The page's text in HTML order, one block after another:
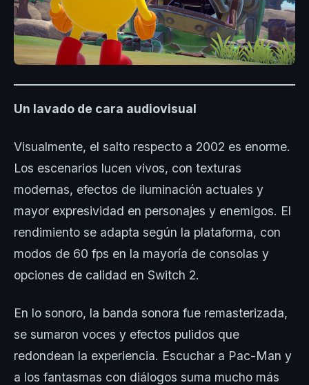
Un lavado de cara audiovisual
Visualmente, el salto respecto a 2002 es enorme.
Los escenarios lucen vivos, con texturas
modernas, efectos de iluminación actuales y
mayor expresividad en personajes y enemigos. El
rendimiento se adapta según la plataforma, con
modos de 60 fps en la mayoría de consolas y
opciones de calidad en Switch 2.
En lo sonoro, la banda sonora fue remasterizada,
se sumaron voces y efectos pulidos que
redondean la experiencia. Escuchar a Pac-Man y
a los fantasmas con diálogos suma mucho más